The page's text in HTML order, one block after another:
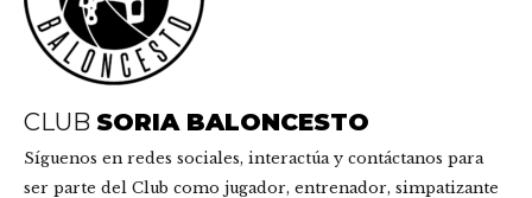
CLUB SORIA BALONCESTO
Síguenos en redes sociales, interactúa y contáctanos para
ser parte del Club como jugador, entrenador, simpatizante